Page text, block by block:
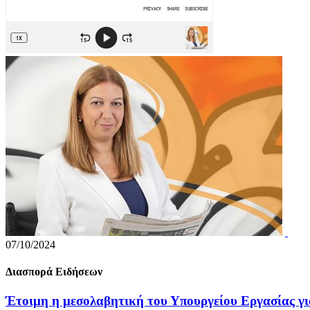
07/10/2024
Διασπορά Ειδήσεων
Έτοιμη η μεσολαβητική του Υπουργείου Εργασίας